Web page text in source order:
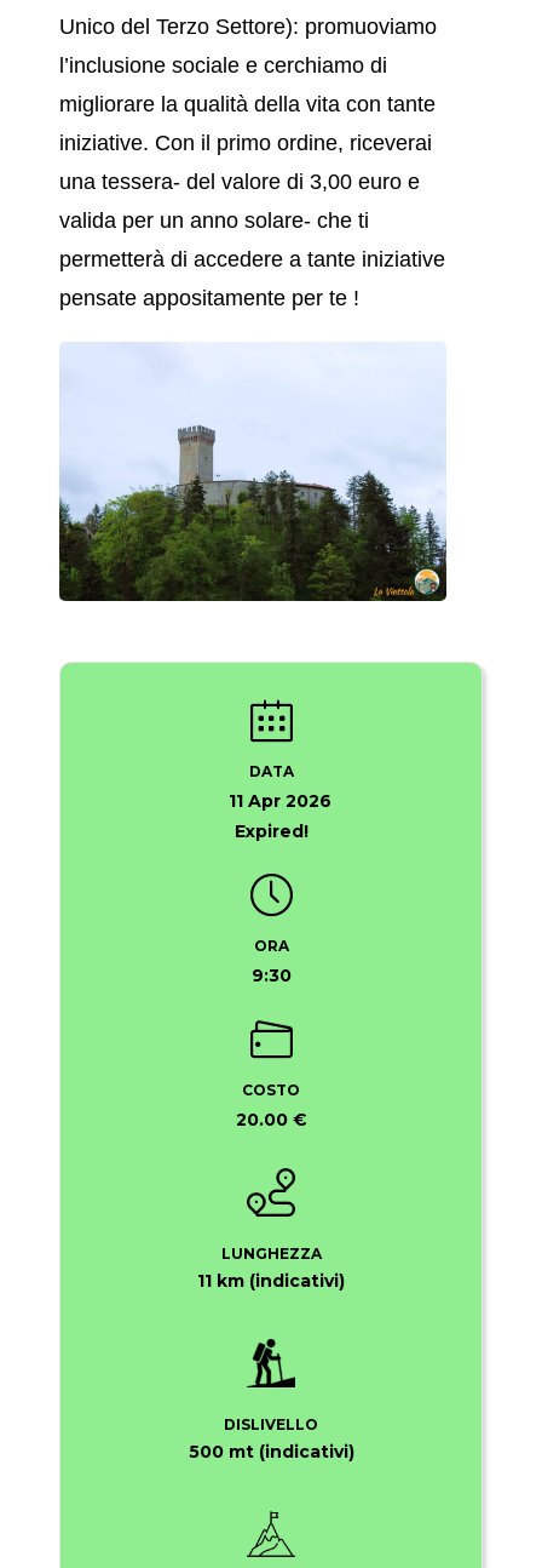
Unico del Terzo Settore): promuoviamo
l’inclusione sociale e cerchiamo di
migliorare la qualità della vita con tante
iniziative. Con il primo ordine, riceverai
una tessera- del valore di 3,00 euro e
valida per un anno solare- che ti
permetterà di accedere a tante iniziative
pensate appositamente per te !
DATA
11 Apr 2026
Expired!
ORA
9:30
COSTO
20.00 €
LUNGHEZZA
11 km (indicativi)
DISLIVELLO
500 mt (indicativi)